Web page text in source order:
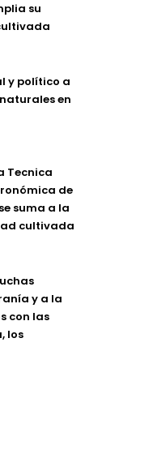
su
y político a
en
Tecnica
de
suma a la
cultivada
y a la
con las
los